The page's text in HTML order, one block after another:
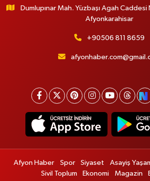
Dumlupınar Mah. Yüzbaşı Agah
Afyonkarahisar
+90506 811 8659
Afyon Haber Spor Siyaset Asayiş
Sivil Toplum
Ekonomi Magazin